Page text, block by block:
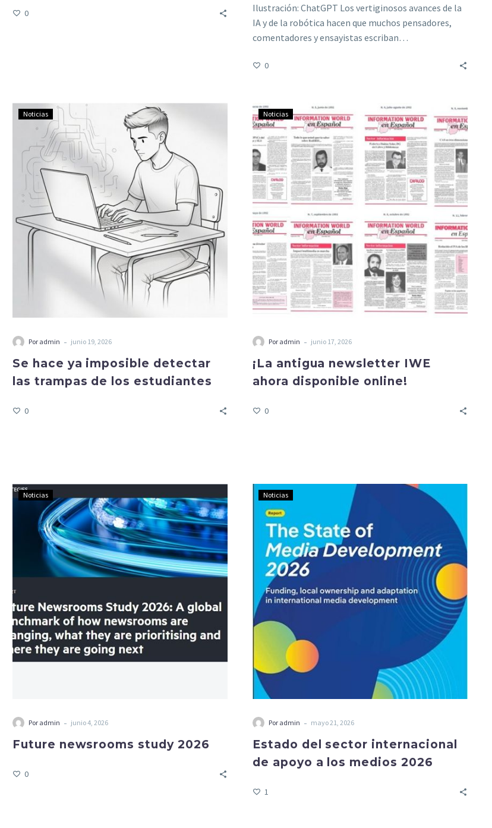
0
Ilustración: ChatGPT Los vertiginosos avances de la
IA y de la robótica hacen que muchos pensadores,
comentadores y ensayistas escriban…
0
Noticias
Por admin - junio 19, 2026
Se hace ya imposible detectar
las trampas de los estudiantes
0
Noticias
Por admin - junio 17, 2026
¡La antigua newsletter IWE
ahora disponible online!
0
Noticias
Por admin - junio 4, 2026
Future newsrooms study 2026
0
Noticias
Por admin - mayo 21, 2026
Estado del sector internacional
de apoyo a los medios 2026
1